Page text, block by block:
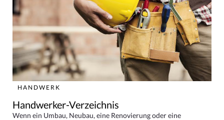
HANDWERK
Handwerker-Verzeichnis
Wenn ein Umbau, Neubau, eine Renovierung oder eine